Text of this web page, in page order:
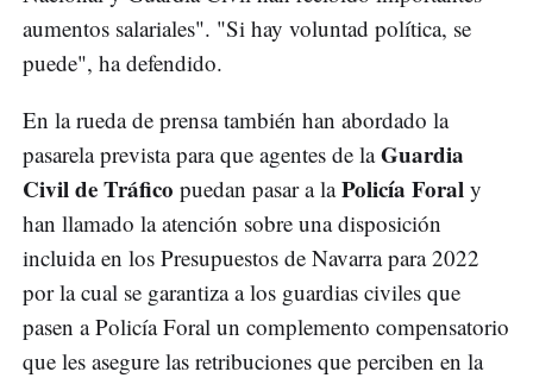
aumentos salariales". "Si hay voluntad política, se
puede", ha defendido.
En la rueda de prensa también han abordado la
pasarela prevista para que agentes de laGuardia
Civil de Tráfico puedan pasar a laPolicía Foral y
han llamado la atención sobre una disposición
incluida en los Presupuestos de Navarra para 2022
por la cual se garantiza a los guardias civiles que
pasen a Policía Foral un complemento compensatorio
que les asegure las retribuciones que perciben en la